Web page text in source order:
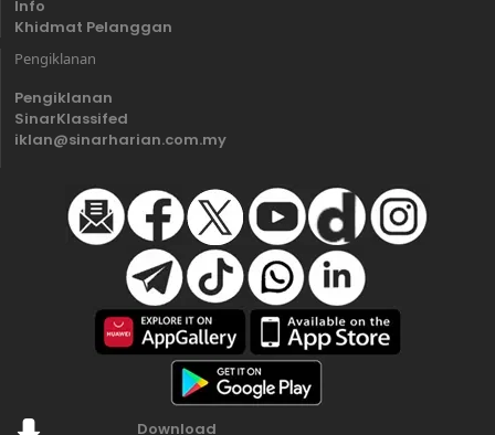
Info
Khidmat Pelanggan
Pengiklanan
Pengiklanan
SinarKlassifed
iklan@sinarharian.com.my
Download